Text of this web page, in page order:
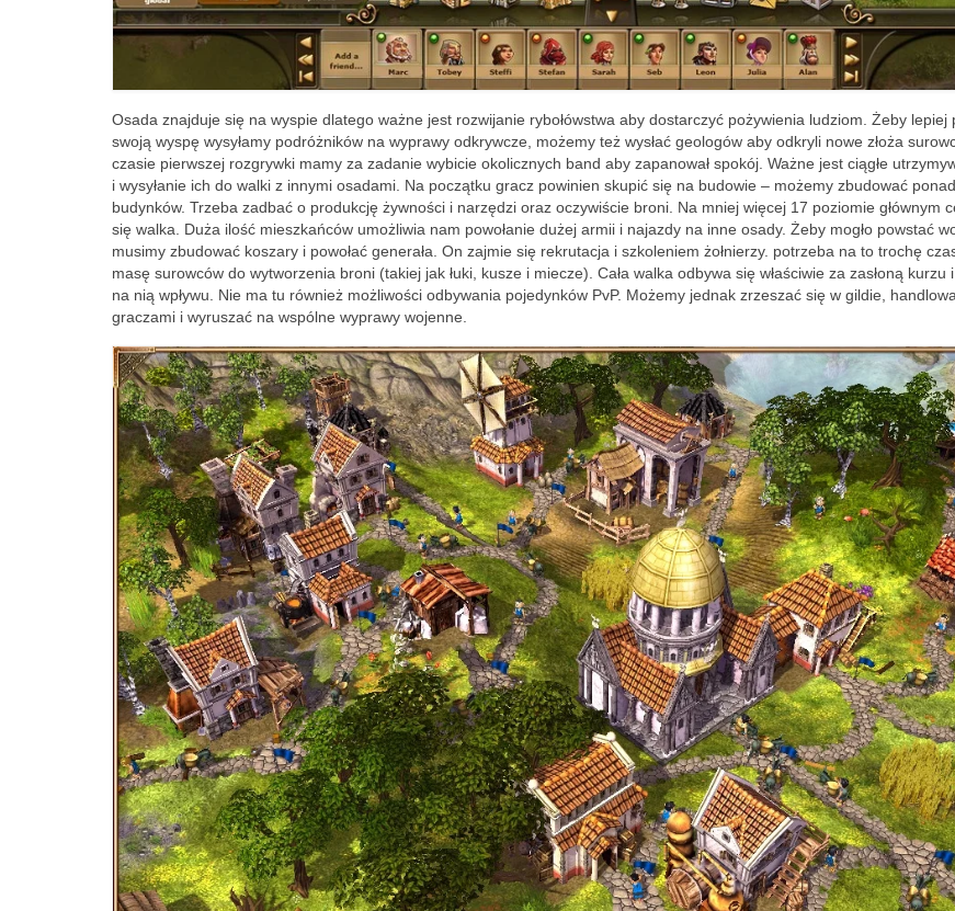
Osada znajduje się na wyspie dlatego ważne jest rozwijanie rybołówstwa aby dostarczyć pożywienia ludziom. Żeby lepiej
swoją wyspę wysyłamy podróżników na wyprawy odkrywcze, możemy też wysłać geologów aby odkryli nowe złoża
czasie pierwszej rozgrywki mamy za zadanie wybicie okolicznych band aby zapanował spokój. Ważne jest ciągłe
i wysyłanie ich do walki z innymi osadami. Na początku gracz powinien skupić się na budowie – możemy zbudować
budynków. Trzeba zadbać o produkcję żywności i narzędzi oraz oczywiście broni. Na mniej więcej 17 poziomie głównym
się walka. Duża ilość mieszkańców umożliwia nam powołanie dużej armii i najazdy na inne osady. Żeby mogło powstać
musimy zbudować koszary i powołać generała. On zajmie się rekrutacja i szkoleniem żołnierzy. potrzeba na to trochę
masę surowców do wytworzenia broni (takiej jak łuki, kusze i miecze). Cała walka odbywa się właściwie za zasłoną kurzu
na nią wpływu. Nie ma tu również możliwości odbywania pojedynków PvP. Możemy jednak zrzeszać się w gildie,
graczami i wyruszać na wspólne wyprawy wojenne.